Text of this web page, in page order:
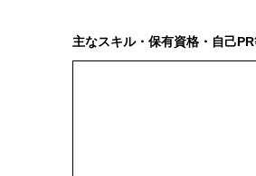
主なスキル・保有資格・自己